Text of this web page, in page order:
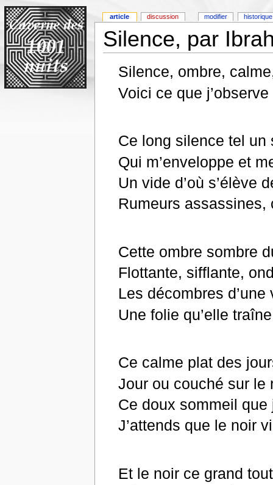
Silence, par
Silence, ombre,
Voici ce que
Ce long silence tel un
Qui m’enveloppe et
Un vide d’où s’élève
Rumeurs
Cette ombre sombre
Flottante, sifflante,
Les décombres
Une folie qu’elle
Ce calme plat des
Jour ou couché sur le
Ce doux sommeil
J’attends que le noir
Et le noir ce grand
article discussion modifier historique